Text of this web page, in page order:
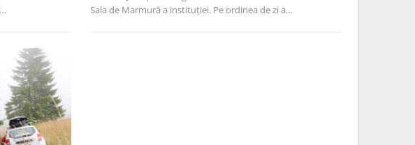
Sala de Marmură a instituției. Pe ordinea de zi a…